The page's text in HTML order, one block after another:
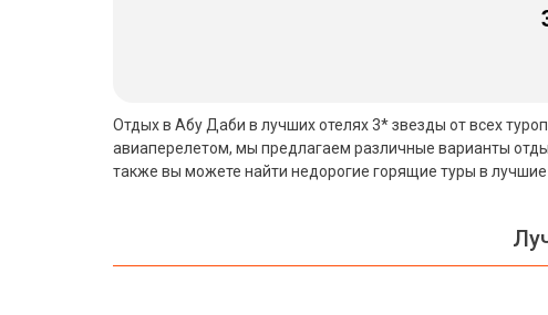
Отдых в Абу Даби в лучших отелях 3* звезды от всех
авиаперелетом, мы предлагаем различные варианты
также вы можете найти недорогие горящие туры в лучшие
Северный Гоа